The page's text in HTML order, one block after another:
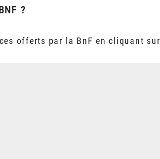
?
offerts par la BnF en cliquant sur